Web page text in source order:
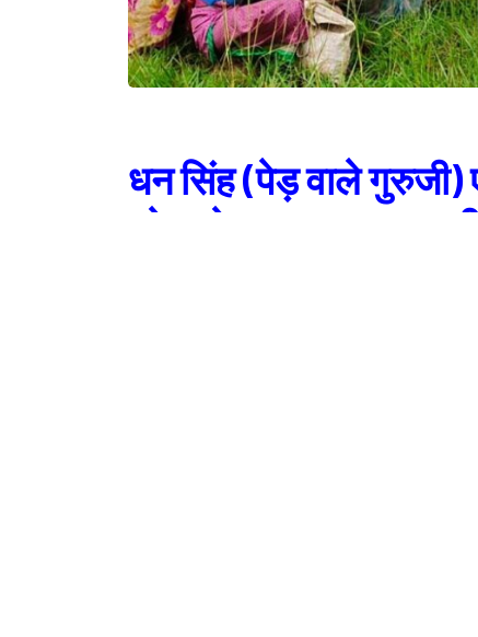
धन सिंह (पेड़ वाले गुरुजी)
हरेला के अवसर पर